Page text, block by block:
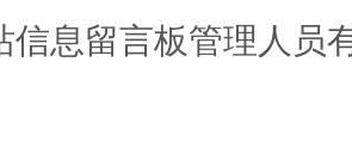
游的“隐身衣” 如何以
信息留言板管理人员